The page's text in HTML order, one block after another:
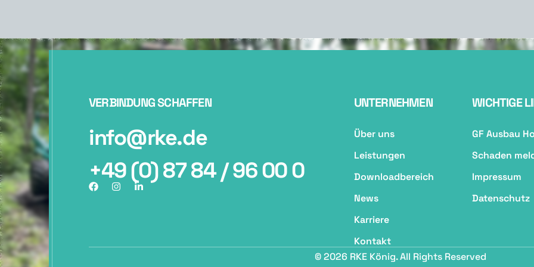
VERBINDUNG SCHAFFEN
info@rke.de
+49 (0) 87 84 / 96 00 0
UNTERNEHMEN
Über uns
Leistungen
Downloadbereich
News
Karriere
Kontakt
WICHTIGE
GF Ausbau
Schaden
Impressum
Datenschutz
© 2026 RKE König. All Rights Reserved